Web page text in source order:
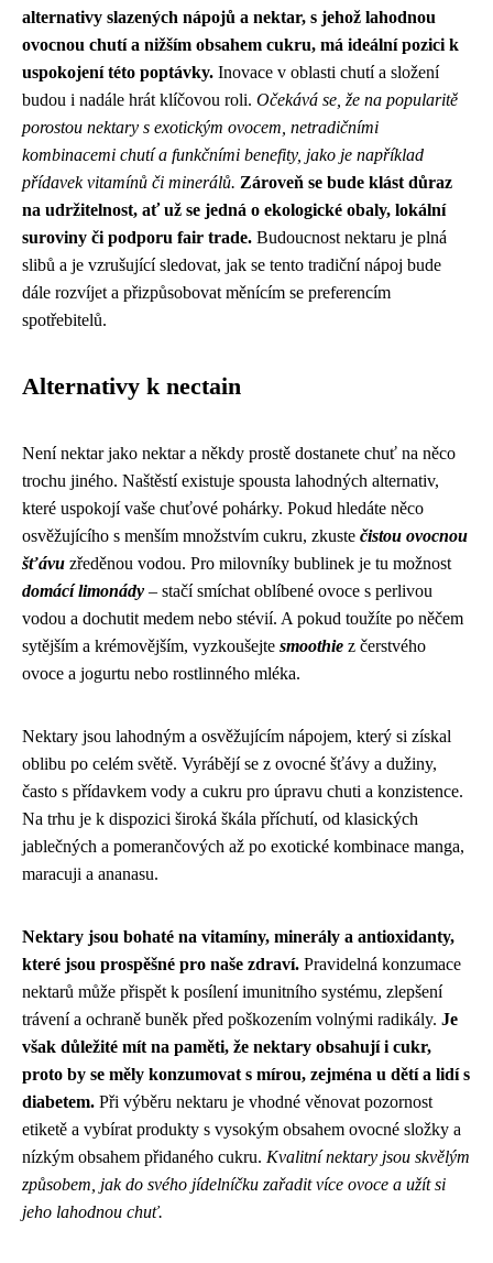
alternativy slazených nápojů a nektar, s jehož lahodnou
ovocnou chutí a nižším obsahem cukru, má ideální pozici k
uspokojení této poptávky. Inovace v oblasti chutí a složení
budou i nadále hrát klíčovou roli. Očekává se, že na popularitě
porostou nektary s exotickým ovocem, netradičními
kombinacemi chutí a funkčními benefity, jako je například
přídavek vitamínů či minerálů. Zároveň se bude klást důraz
na udržitelnost, ať už se jedná o ekologické obaly, lokální
suroviny či podporu fair trade. Budoucnost nektaru je plná
slibů a je vzrušující sledovat, jak se tento tradiční nápoj bude
dále rozvíjet a přizpůsobovat měnícím se preferencím
spotřebitelů.
Alternativy k nectain
Není nektar jako nektar a někdy prostě dostanete chuť na něco
trochu jiného. Naštěstí existuje spousta lahodných alternativ,
které uspokojí vaše chuťové pohárky. Pokud hledáte něco
osvěžujícího s menším množstvím cukru, zkuste čistou ovocnou
šťávu zředěnou vodou. Pro milovníky bublinek je tu možnost
domácí limonády – stačí smíchat oblíbené ovoce s perlivou
vodou a dochutit medem nebo stévií. A pokud toužíte po něčem
sytějším a krémovějším, vyzkoušejte smoothie z čerstvého
ovoce a jogurtu nebo rostlinného mléka.
Nektary jsou lahodným a osvěžujícím nápojem, který si získal
oblibu po celém světě. Vyrábějí se z ovocné šťávy a dužiny,
často s přídavkem vody a cukru pro úpravu chuti a konzistence.
Na trhu je k dispozici široká škála příchutí, od klasických
jablečných a pomerančových až po exotické kombinace manga,
maracuji a ananasu.
Nektary jsou bohaté na vitamíny, minerály a antioxidanty,
které jsou prospěšné pro naše zdraví. Pravidelná konzumace
nektarů může přispět k posílení imunitního systému, zlepšení
trávení a ochraně buněk před poškozením volnými radikály. Je
však důležité mít na paměti, že nektary obsahují i cukr,
proto by se měly konzumovat s mírou, zejména u dětí a lidí s
diabetem. Při výběru nektaru je vhodné věnovat pozornost
etiketě a vybírat produkty s vysokým obsahem ovocné složky a
nízkým obsahem přidaného cukru. Kvalitní nektary jsou skvělým
způsobem, jak do svého jídelníčku zařadit více ovoce a užít si
jeho lahodnou chuť.